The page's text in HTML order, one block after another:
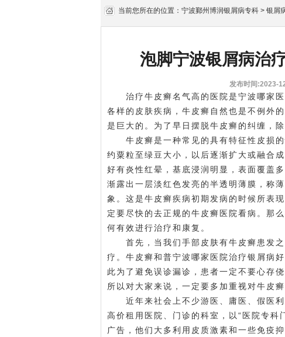
当前您所在的位置： 宁波鄞州博润银屑病专科 > 银屑
泡脚宁波银屑病治
发布时间:2023-
治疗牛皮癣名气高的医院是宁波哪家医
各样的皮肤疾病，牛皮癣自然也是不例外
是巨大的。为了早日摆脱牛皮癣的纠缠，
牛皮癣是一种常见的具有特征性皮损的
约粟粒至绿豆大小，以后逐渐扩大或融合
好有炎性红晕，基底浸润明显，表面覆盖
渐露出一层淡红色发亮的半透明薄膜，称
象。这是牛皮癣疾病初期发病的时候所表
定要尽快的去正规的牛皮癣医院看病。那
何有效进行治疗和康复。
首先，当我们手部皮肤有牛皮癣患发之
疗。牛皮癣和普宁波哪家医院治疗银屑病好
此为了避免误诊漏诊，患者一定不要心存
所以对大家来说，一定要多加重视对牛皮
近年来社会上不少游医、庸医、假医利
高价租用医院、门诊的科室，以“医院专科
广告，他们大多利用皮质激素和一些免疫